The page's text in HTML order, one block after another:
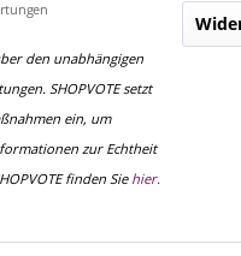
den unabhängigen
SHOPVOTE setzt
ein, um
zur Echtheit
finden Sie hier.